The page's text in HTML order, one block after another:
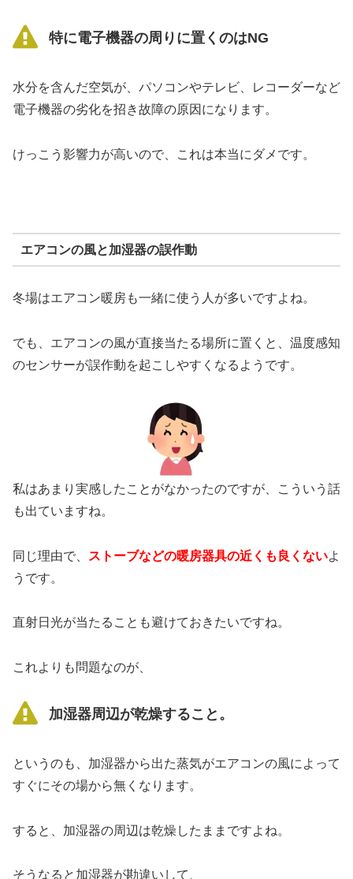
特に電子機器の周りに置くのはNG
水分を含んだ空気が、パソコンやテレビ、レコーダーなど
電子機器の劣化を招き故障の原因になります。
けっこう影響力が高いので、これは本当にダメです。
エアコンの風と加湿器の誤作動
冬場はエアコン暖房も一緒に使う人が多いですよね。
でも、エアコンの風が直接当たる場所に置くと、温度感知
のセンサーが誤作動を起こしやすくなるようです。
私はあまり実感したことがなかったのですが、こういう話
も出ていますね。
同じ理由で、 ストーブなどの暖房器具の近くも良くないよ
うです。
直射日光が当たることも避けておきたいですね。
これよりも問題なのが、
加湿器周辺が乾燥すること。
というのも、加湿器から出た蒸気がエアコンの風によって
すぐにその場から無くなります。
すると、加湿器の周辺は乾燥したままですよね。
そうなると加湿器が勘違いして、